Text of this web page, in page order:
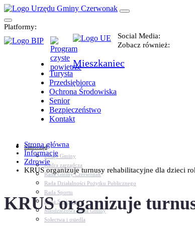
Platformy:
Social Media:
Zobacz również:
Mieszkaniec
Turysta
Przedsiębiorca
Ochrona Środowiska
Senior
Bezpieczeństwo
Kontakt
Samorząd
Urząd Gminy
Kadra zarządcza
Rada Gminy Czerwonak
Rada Działalności Pożytku Publicznego
Rada Sportu
Rada Seniorów
Młodzieżowa Rada Gminy
Sołectwa i osiedla
Strona główna
Informacje
Zdrowie
KRUS organizuje turnusy rehabilitacyjne dla dzieci
KRUS organizuje